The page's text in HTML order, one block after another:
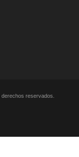
reservados.